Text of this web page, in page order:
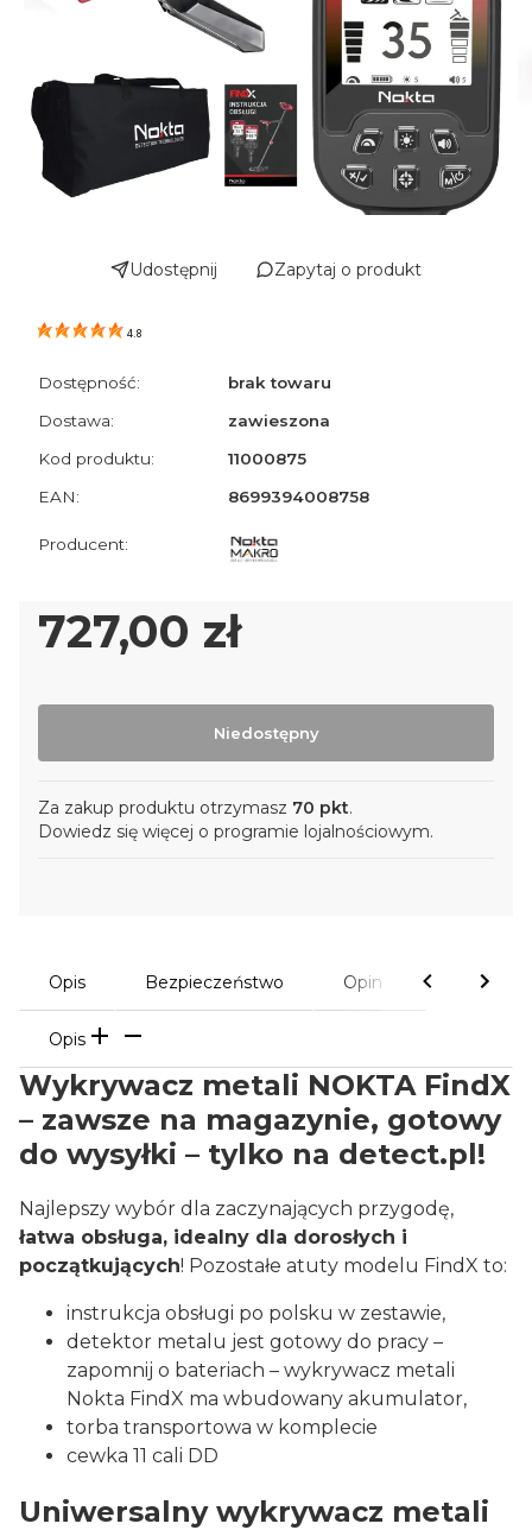
Udostępnij Zapytaj o produkt
4.8
Dostępność:
brak towaru
Dostawa:
zawieszona
Kod produktu:
11000875
EAN:
8699394008758
Cena
727,00 zł
Niedostępny
Za zakup produktu otrzymasz 70 pkt.
Dowiedz się więcej o programie lojalnościowym.
Opis Bezpieczeństwo Opinie
Opis
Wykrywacz metali NOKTA FindX
– zawsze na magazynie, gotowy
do wysyłki – tylko na detect.pl!
Najlepszy wybór dla zaczynających przygodę,
łatwa obsługa, idealny dla dorosłych i
początkujących! Pozostałe atuty modelu FindX to:
instrukcja obsługi po polsku w zestawie,
detektor metalu jest gotowy do pracy –
zapomnij o bateriach – wykrywacz metali
Nokta FindX ma wbudowany akumulator,
torba transportowa w komplecie
cewka 11 cali DD
Uniwersalny wykrywacz metali